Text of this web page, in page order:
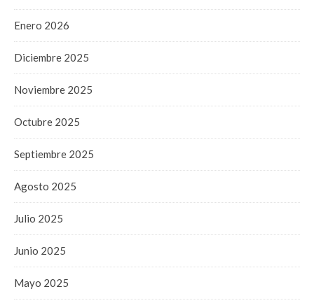
Enero 2026
Diciembre 2025
Noviembre 2025
Octubre 2025
Septiembre 2025
Agosto 2025
Julio 2025
Junio 2025
Mayo 2025